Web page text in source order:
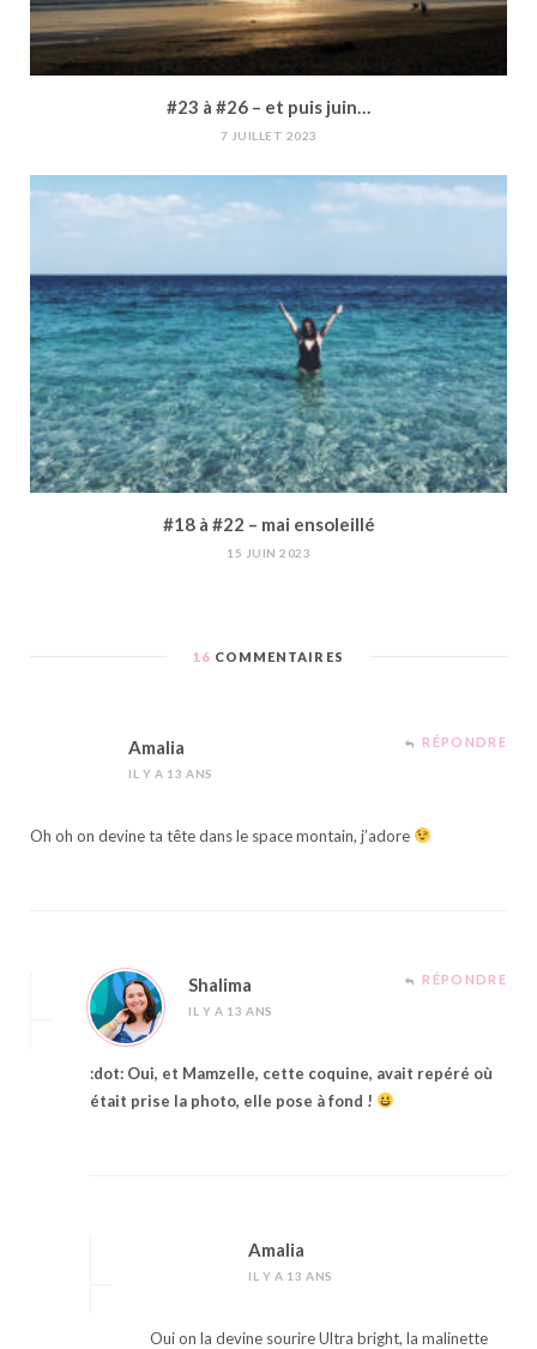
#23 à #26 – et puis juin…
7 JUILLET 2023
#18 à #22 – mai ensoleillé
15 JUIN 2023
16 COMMENTAIRES
Amalia
IL Y A 13 ANS
RÉPONDRE
Oh oh on devine ta tête dans le space montain, j’adore
Shalima
IL Y A 13 ANS
RÉPONDRE
:dot: Oui, et Mamzelle, cette coquine, avait repéré où
était prise la photo, elle pose à fond !
Amalia
IL Y A 13 ANS
Oui on la devine sourire Ultra bright, la malinette